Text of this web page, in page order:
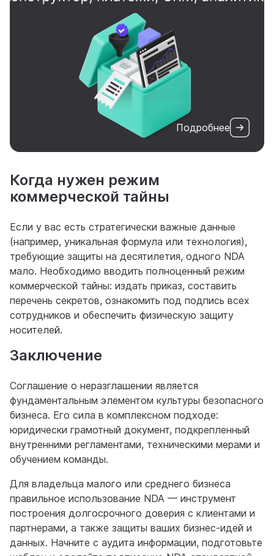
Подробнее
Когда нужен режим
коммерческой тайны
Если у вас есть стратегически важные данные
(например, уникальная формула или технология),
требующие защиты на десятилетия, одного NDA
мало. Необходимо вводить полноценный режим
коммерческой тайны: издать приказ, составить
перечень секретов, ознакомить под подпись всех
сотрудников и обеспечить физическую защиту
носителей.
Заключение
Соглашение о неразглашении является
фундаментальным элементом культуры безопасного
бизнеса. Его сила в комплексном подходе:
юридически грамотный документ, подкрепленный
внутренними регламентами, техническими мерами и
обучением команды.
Для владельца малого или среднего бизнеса
правильное использование NDA — инструмент
построения долгосрочного доверия с клиентами и
партнерами, а также защиты ваших бизнес-идей и
данных. Начните с аудита информации, подготовьте